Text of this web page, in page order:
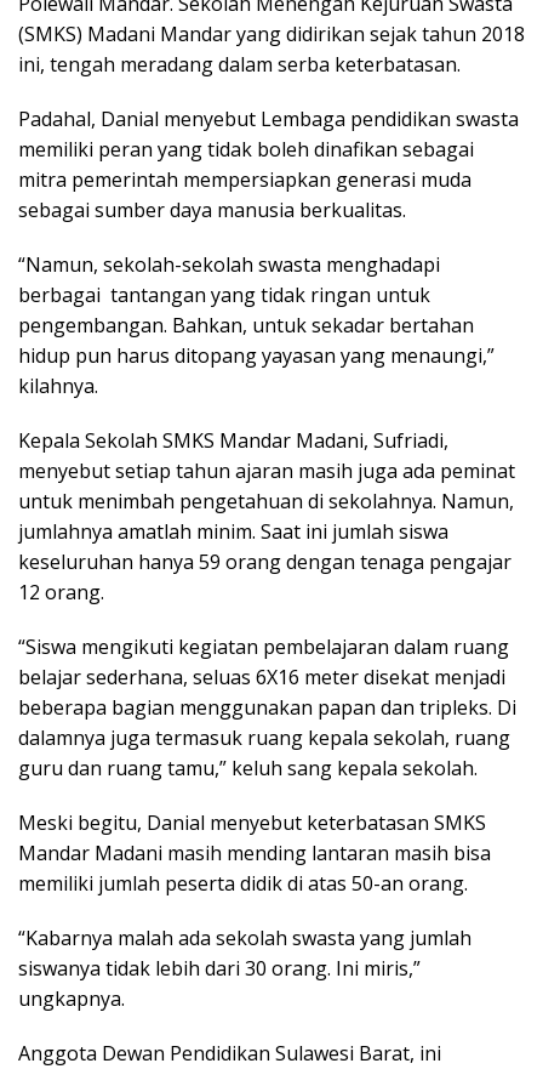
(SMKS) Madani Mandar yang didirikan sejak tahun 2018
ini, tengah meradang dalam serba keterbatasan.
Padahal, Danial menyebut Lembaga pendidikan swasta
memiliki peran yang tidak boleh dinafikan sebagai
mitra pemerintah mempersiapkan generasi muda
sebagai sumber daya manusia berkualitas.
“Namun, sekolah-sekolah swasta menghadapi
berbagai tantangan yang tidak ringan untuk
pengembangan. Bahkan, untuk sekadar bertahan
hidup pun harus ditopang yayasan yang menaungi,”
kilahnya.
Kepala Sekolah SMKS Mandar Madani, Sufriadi,
menyebut setiap tahun ajaran masih juga ada peminat
untuk menimbah pengetahuan di sekolahnya. Namun,
jumlahnya amatlah minim. Saat ini jumlah siswa
keseluruhan hanya 59 orang dengan tenaga pengajar
12 orang.
“Siswa mengikuti kegiatan pembelajaran dalam ruang
belajar sederhana, seluas 6X16 meter disekat menjadi
beberapa bagian menggunakan papan dan tripleks. Di
dalamnya juga termasuk ruang kepala sekolah, ruang
guru dan ruang tamu,” keluh sang kepala sekolah.
Meski begitu, Danial menyebut keterbatasan SMKS
Mandar Madani masih mending lantaran masih bisa
memiliki jumlah peserta didik di atas 50-an orang.
“Kabarnya malah ada sekolah swasta yang jumlah
siswanya tidak lebih dari 30 orang. Ini miris,”
ungkapnya.
Anggota Dewan Pendidikan Sulawesi Barat, ini